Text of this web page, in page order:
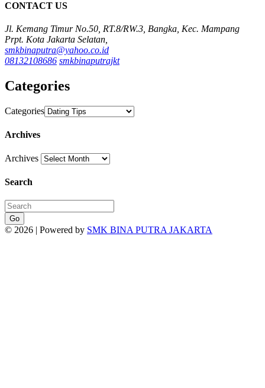
CONTACT US
Jl. Kemang Timur No.50, RT.8/RW.3, Bangka, Kec. Mampang
Prpt. Kota Jakarta Selatan,
smkbinaputra@yahoo.co.id
08132108686 smkbinaputrajkt
Categories
Categories
Archives
Archives
Search
Go
© 2026 | Powered by SMK BINA PUTRA JAKARTA